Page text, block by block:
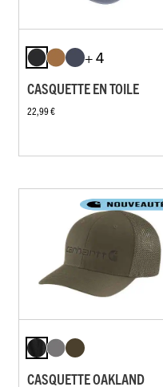
+ 4
CASQUETTE EN TOILE
22,99 €
CASQUETTE OAKLAND